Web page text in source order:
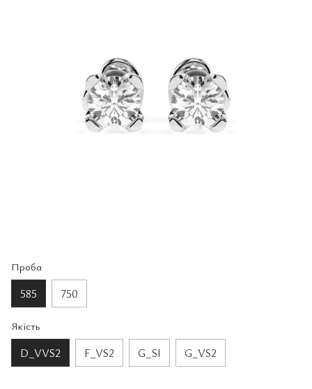
Проба
585 750
Якість
D_VVS2 F_VS2 G_SI G_VS2